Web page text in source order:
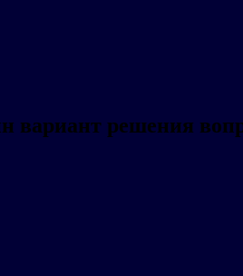
вариант решения